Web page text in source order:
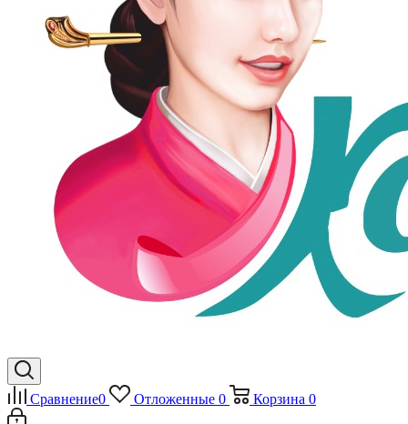
Сравнение0 Отложенные 0 Корзина 0